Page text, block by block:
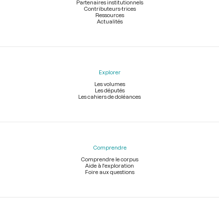
Partenaires institutionnels
Contributeurs-trices
Ressources
Actualités
Explorer
Les volumes
Les députés
Les cahiers de doléances
Comprendre
Comprendre le corpus
Aide à l'exploration
Foire aux questions